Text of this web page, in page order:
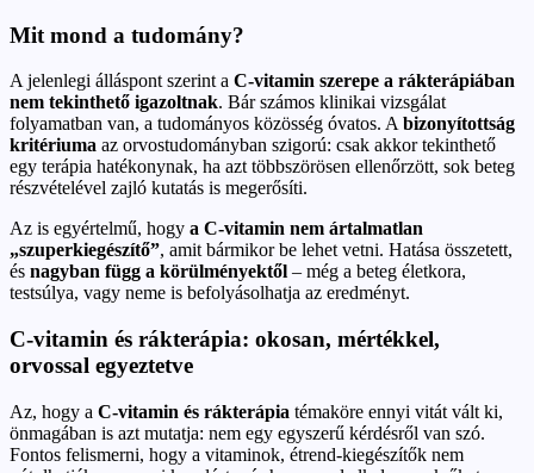
Mit mond a tudomány?
A jelenlegi álláspont szerint a C-vitamin szerepe a rákterápiában
nem tekinthető igazoltnak. Bár számos klinikai vizsgálat
folyamatban van, a tudományos közösség óvatos. Abizonyítottság
kritériuma az orvostudományban szigorú: csak akkor tekinthető
egy terápia hatékonynak, ha azt többszörösen ellenőrzött, sok beteg
részvételével zajló kutatás is megerősíti.
Az is egyértelmű, hogy a C-vitamin nem ártalmatlan
„szuperkiegészítő”, amit bármikor be lehet vetni. Hatása összetett,
és nagyban függ a körülményektől – még a beteg életkora,
testsúlya, vagy neme is befolyásolhatja az eredményt.
C-vitamin és rákterápia: okosan, mértékkel,
orvossal egyeztetve
Az, hogy a C-vitamin és rákterápia témaköre ennyi vitát vált ki,
önmagában is azt mutatja: nem egy egyszerű kérdésről van szó.
Fontos felismerni, hogy a vitaminok, étrend-kiegészítők nem